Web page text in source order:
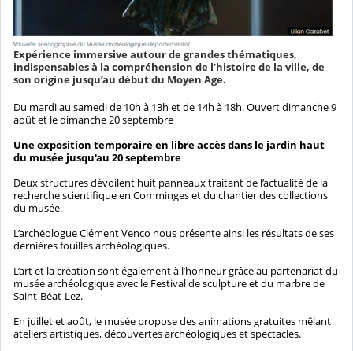
Expérience immersive autour de grandes thématiques,
indispensables à la compréhension de l’histoire de la ville, de
son origine jusqu’au début du Moyen Age.
Du mardi au samedi de 10h à 13h et de 14h à 18h. Ouvert dimanche 9
août et le dimanche 20 septembre
Une exposition temporaire en libre accès dans le jardin haut
du musée jusqu'au 20 septembre
Deux structures dévoilent huit panneaux traitant de l’actualité de la
recherche scientifique en Comminges et du chantier des collections
du musée.
L’archéologue Clément Venco nous présente ainsi les résultats de ses
dernières fouilles archéologiques.
L’art et la création sont également à l’honneur grâce au partenariat du
musée archéologique avec le Festival de sculpture et du marbre de
Saint-Béat-Lez.
En juillet et août, le musée propose des animations gratuites mêlant
ateliers artistiques, découvertes archéologiques et spectacles.